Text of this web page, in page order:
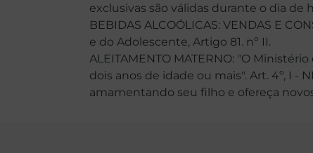
exclusivas são válidas durante o dia
BEBIDAS ALCOÓLICAS: VENDAS E
e do Adolescente, Artigo 81. nº II.
ALEITAMENTO MATERNO: "O
dois anos de idade ou mais". Art. 4º, I -
amamentando seu filho e ofereça novos